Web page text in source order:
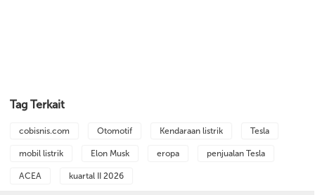
Tag Terkait
cobisnis.com Otomotif Kendaraan listrik Tesla
mobil listrik Elon Musk eropa penjualan Tesla
ACEA kuartal II 2026